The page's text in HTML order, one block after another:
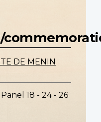
DE MENIN
Panel 18 - 24 - 26